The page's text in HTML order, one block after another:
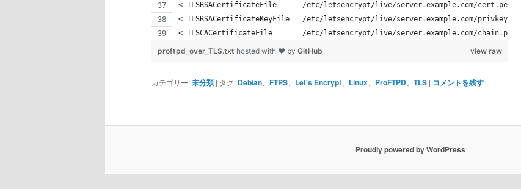
< TLSRSACertificateFile      /etc/letsencrypt/live/server.example.com/cert.pem
< TLSRSACertificateKeyFile   /etc/letsencrypt/live/server.example.com/privkey.pem
< TLSCACertificateFile       /etc/letsencrypt/live/server.example.com/chain.pem
view raw
proftpd_over_TLS.txt hosted with ❤ by GitHub
カテゴリー:未分類 | タグ: Debian FTPS Let's Encrypt Linux ProFTPD TLS | コメントを残す
Proudly powered by WordPress